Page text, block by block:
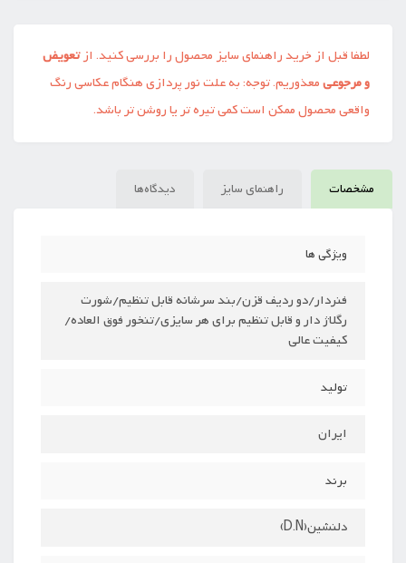
لطفا قبل از خرید راهنمای سایز محصول را بررسی کنید. ازتعویض
و مرجوعیمعذوریم. توجه: به علت نور پردازی هنگام عکاسی رنگ
واقعی محصول ممکن است کمی تیره تر یا روشن تر باشد.
مشخصات راهنمای سایز دیدگاه‌ها
ویژگی ها
فنردار/دو ردیف قزن/بند سرشانه قابل تنظیم/شورت
رگلاژ دار و قابل تنظیم برای هر سایزی/تنخور فوق العاده/
کیفیت عالی
تولید
ایران
برند
دلنشین(D.N)